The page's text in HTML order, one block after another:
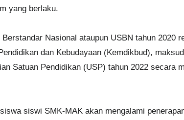
yang berlaku.
Berstandar Nasional ataupun USBN tahun 2020
dan Kebudayaan (Kemdikbud),
Satuan Pendidikan (USP) tahun 2022 secara
siswi SMK-MAK akan mengalami